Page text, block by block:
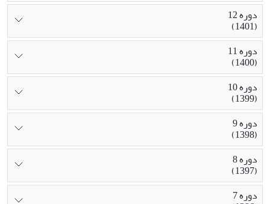
دوره 12
(1401)
دوره 11
(1400)
دوره 10
(1399)
دوره 9
(1398)
دوره 8
(1397)
دوره 7